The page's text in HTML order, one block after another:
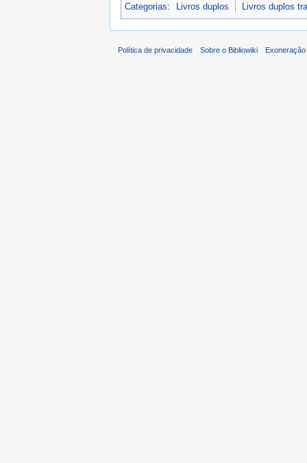
Categorias: Livros duplos Livros duplos
Política de privacidade Sobre o Bibliowiki